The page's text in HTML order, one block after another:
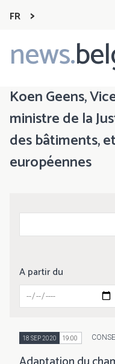
FR
news.
Main
navigation
Koen Geens,
ministre de la
des bâtiments,
européennes
A partir du
18 SEP 2020 19:00